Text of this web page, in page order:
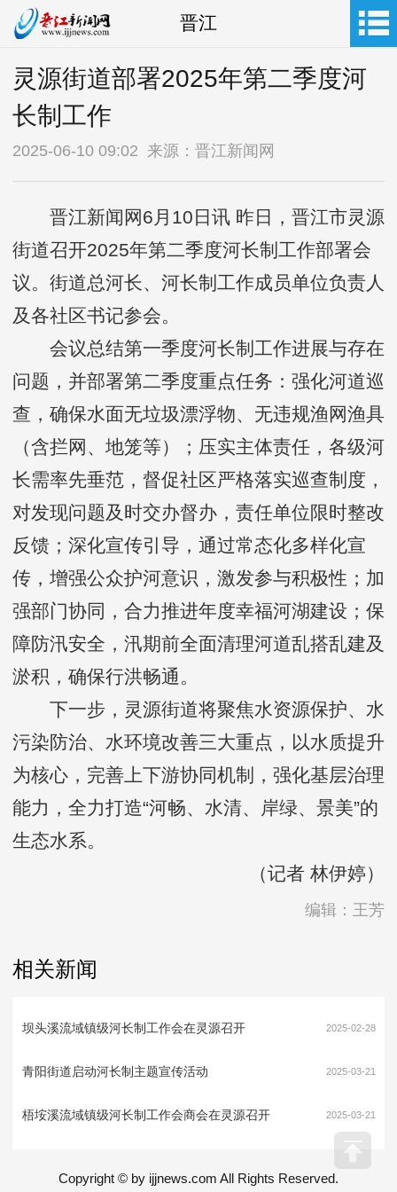
晋江
灵源街道部署2025年第二季度河
长制工作
2025-06-10 09:02 来源：晋江新闻网
晋江新闻网6月10日讯 昨日，晋江市灵源
街道召开2025年第二季度河长制工作部署会
议。街道总河长、河长制工作成员单位负责人
及各社区书记参会。
会议总结第一季度河长制工作进展与存在
问题，并部署第二季度重点任务：强化河道巡
查，确保水面无垃圾漂浮物、无违规渔网渔具
（含拦网、地笼等）；压实主体责任，各级河
长需率先垂范，督促社区严格落实巡查制度，
对发现问题及时交办督办，责任单位限时整改
反馈；深化宣传引导，通过常态化多样化宣
传，增强公众护河意识，激发参与积极性；加
强部门协同，合力推进年度幸福河湖建设；保
障防汛安全，汛期前全面清理河道乱搭乱建及
淤积，确保行洪畅通。
下一步，灵源街道将聚焦水资源保护、水
污染防治、水环境改善三大重点，以水质提升
为核心，完善上下游协同机制，强化基层治理
能力，全力打造“河畅、水清、岸绿、景美”的
生态水系。
（记者 林伊婷）
编辑：王芳
相关新闻
坝头溪流域镇级河长制工作会在灵源召开 2025-02-28
青阳街道启动河长制主题宣传活动 2025-03-21
梧垵溪流域镇级河长制工作会商会在灵源召开 2025-03-21
Copyright © by ijjnews.com All Rights Reserved.